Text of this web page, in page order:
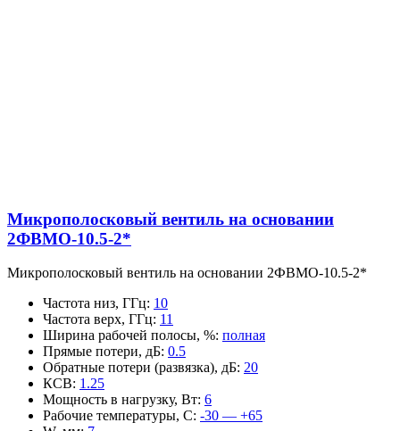
Микрополосковый вентиль на основании
2ФВМO-10.5-2*
Микрополосковый вентиль на основании 2ФВМO-10.5-2*
Частота низ, ГГц: 10
Частота верх, ГГц: 11
Ширина рабочей полосы, %: полная
Прямые потери, дБ: 0.5
Обратные потери (развязка), дБ: 20
КСВ: 1.25
Мощность в нагрузку, Вт: 6
Рабочие температуры, С: -30 — +65